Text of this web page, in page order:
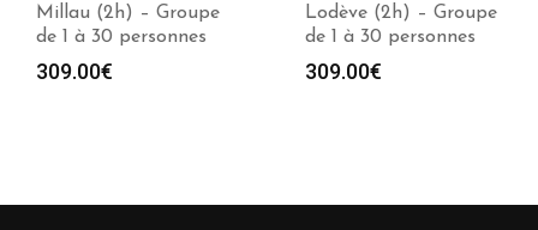
Lodève (2h) – Groupe
de 1 à 30 personnes
309.00€
Collioure (2h) –
Groupe de 1 à 30
personnes